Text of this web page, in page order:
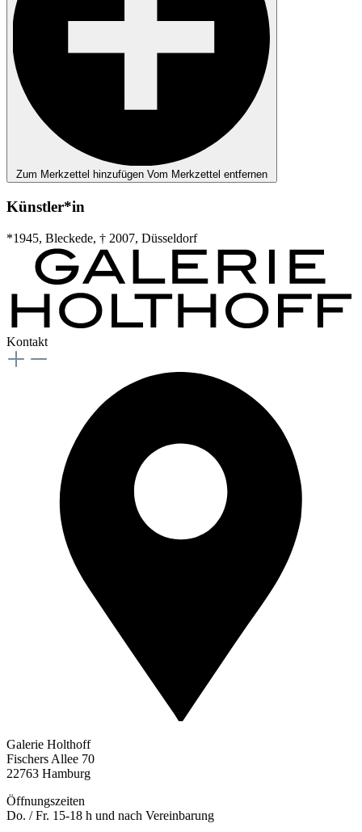
Zum Merkzettel hinzufügen Vom Merkzettel entfernen
Künstler*in
*1945, Bleckede, † 2007, Düsseldorf
Kontakt
Galerie Holthoff
Fischers Allee 70
22763 Hamburg
Öffnungszeiten
Do. / Fr. 15-18 h und nach Vereinbarung